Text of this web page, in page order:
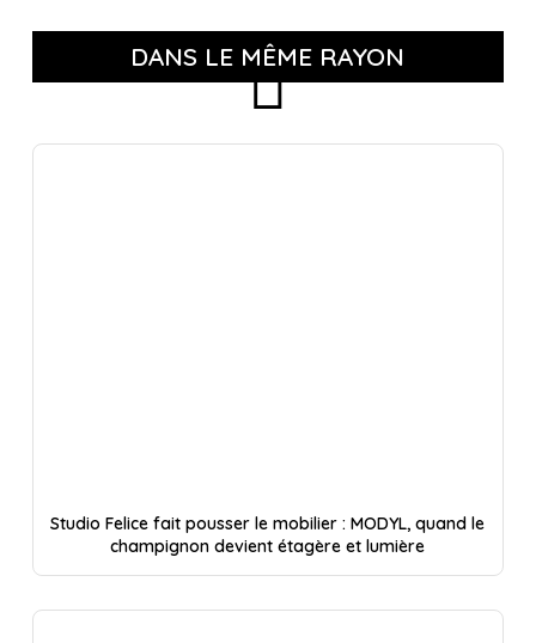
DANS LE MÊME RAYON
Studio Felice fait pousser le mobilier : MODYL, quand le
champignon devient étagère et lumière